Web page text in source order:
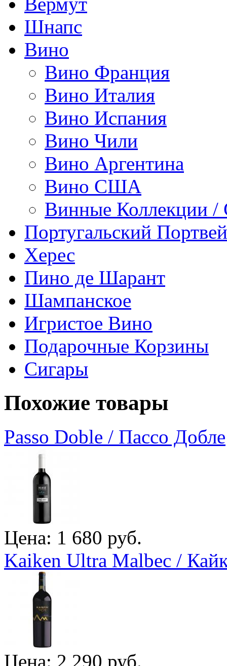
Шнапс
Вино
Вино Франция
Вино Италия
Вино Испания
Вино Чили
Вино Аргентина
Вино США
Винные Коллекции /
Португальский
Херес
Пино де Шарант
Шампанское
Игристое Вино
Подарочные Корзины
Сигары
Похожие товары
Passo Doble / Пассо Добле
Цена: 1 680 руб.
Kaiken Ultra Malbec /
Цена: 2 290 руб.